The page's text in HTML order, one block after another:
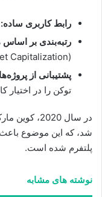
رابط کاربری ساده:
رتبه‌بندی بر
(Market Capitalization) مرتب می‌شوند.
پشتیبانی از
توکن را در اختیار
در سال 2020، کوین مارکت کپ توسط
شد، که این موضوع باعث
پلتفرم شده است.
نوشته های مشابه